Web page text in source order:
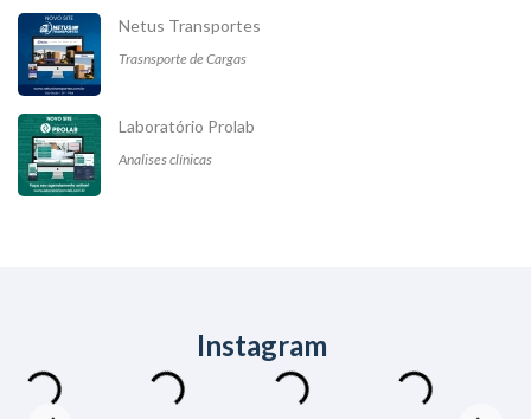
Netus Transportes
Trasnsporte de Cargas
Laboratório Prolab
Analises clínicas
Instagram